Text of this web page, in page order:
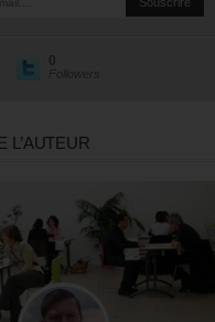
0
Followers
L’AUTEUR